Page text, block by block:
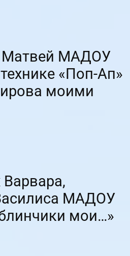
Матвей МАДОУ
«Поп-Ап»
моими
МАДОУ
мои…»